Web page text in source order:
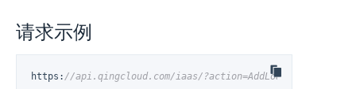
请求示例
https : //api.qingcloud.com/iaas/